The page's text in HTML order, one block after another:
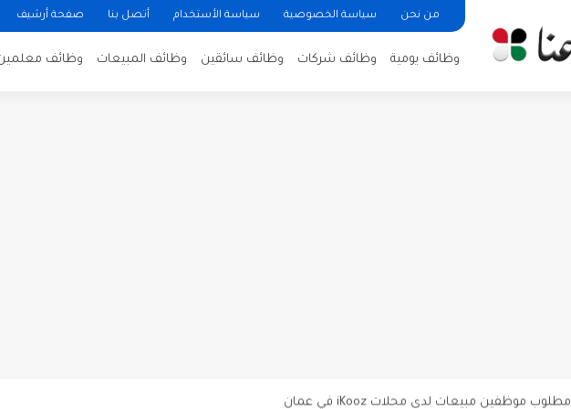
من نحن سياسة الخصوصية سياسة الأستخدام أتصل بنا صفحة أرشيف
وظائف يومية وظائف شركات وظائف سائقين وظائف المبيعات وظائف